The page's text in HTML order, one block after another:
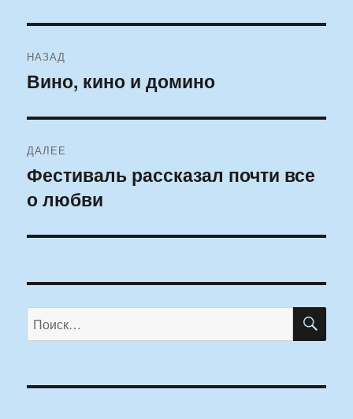
по
НАЗАД
Предыдущая
Вино, кино и домино
ДАЛЕЕ
Следующая
запись:
Фестиваль рассказал почти все
о любви
Искать: